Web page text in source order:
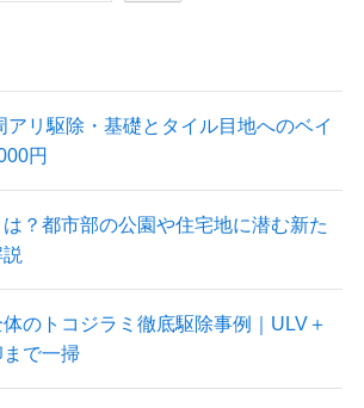
アリ駆除・基礎とタイル目地へのベイ
円
？都市部の公園や住宅地に潜む新た
体のトコジラミ徹底駆除事例｜ULV＋
で一掃